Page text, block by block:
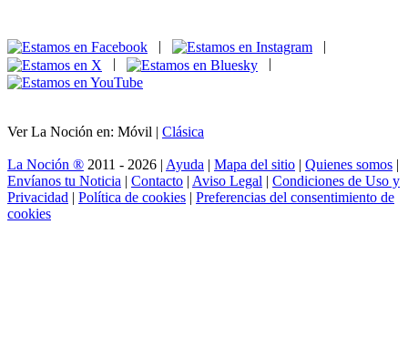
|
|
|
|
Ver La Noción en: Móvil | Clásica
La Noción ® 2011 - 2026 | Ayuda | Mapa del sitio | Quienes somos |
Envíanos tu Noticia | Contacto | Aviso Legal | Condiciones de Uso y
Privacidad | Política de cookies | Preferencias del consentimiento de
cookies